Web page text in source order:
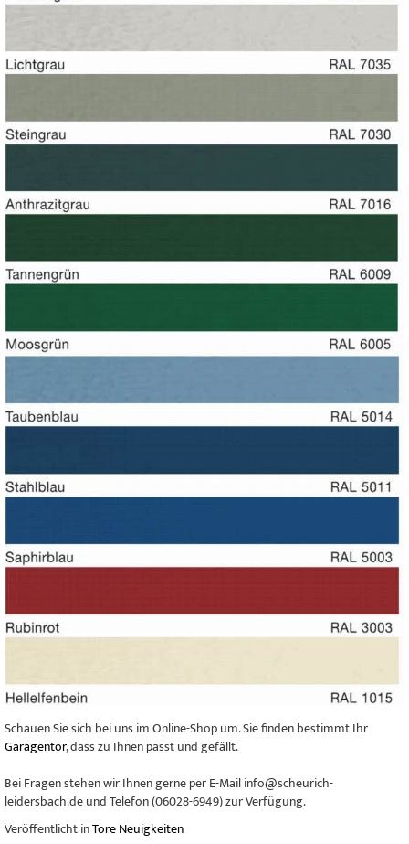
Schauen Sie sich bei uns im Online-Shop um. Sie finden bestimmt Ihr
Garagentor, dass zu Ihnen passt und gefällt.
Bei Fragen stehen wir Ihnen gerne per E-Mail info@scheurich-
leidersbach.de und Telefon (06028-6949) zur Verfügung.
Veröffentlicht inTore Neuigkeiten